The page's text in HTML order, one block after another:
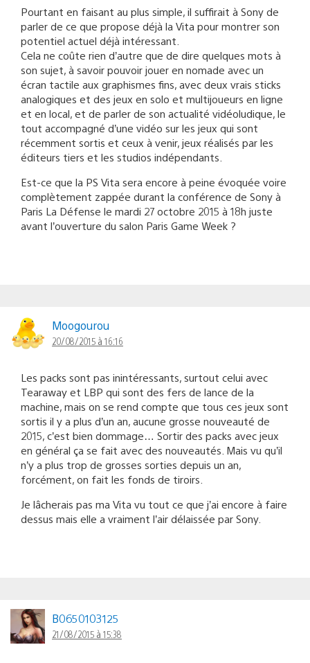
Pourtant en faisant au plus simple, il suffirait à Sony de
parler de ce que propose déjà la Vita pour montrer son
potentiel actuel déjà intéressant.
Cela ne coûte rien d’autre que de dire quelques mots à
son sujet, à savoir pouvoir jouer en nomade avec un
écran tactile aux graphismes fins, avec deux vrais sticks
analogiques et des jeux en solo et multijoueurs en ligne
et en local, et de parler de son actualité vidéoludique, le
tout accompagné d’une vidéo sur les jeux qui sont
récemment sortis et ceux à venir, jeux réalisés par les
éditeurs tiers et les studios indépendants.
Est-ce que la PS Vita sera encore à peine évoquée voire
complètement zappée durant la conférence de Sony à
Paris La Défense le mardi 27 octobre 2015 à 18h juste
avant l’ouverture du salon Paris Game Week ?
Moogourou
20/08/2015 à 16:16
Les packs sont pas inintéressants, surtout celui avec
Tearaway et LBP qui sont des fers de lance de la
machine, mais on se rend compte que tous ces jeux sont
sortis il y a plus d’un an, aucune grosse nouveauté de
2015, c’est bien dommage… Sortir des packs avec jeux
en général ça se fait avec des nouveautés. Mais vu qu’il
n’y a plus trop de grosses sorties depuis un an,
forcément, on fait les fonds de tiroirs.
Je lâcherais pas ma Vita vu tout ce que j’ai encore à faire
dessus mais elle a vraiment l’air délaissée par Sony.
B0650103125
21/08/2015 à 15:38